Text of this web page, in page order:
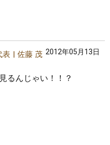
表 佐藤 茂 2012年05月13日
るんじゃい！！？